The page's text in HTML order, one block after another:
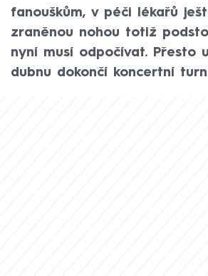
fanouškům, v péči lékařů
zraněnou nohou totiž
nyní musí odpočívat. Přesto
dubnu dokončí koncertní